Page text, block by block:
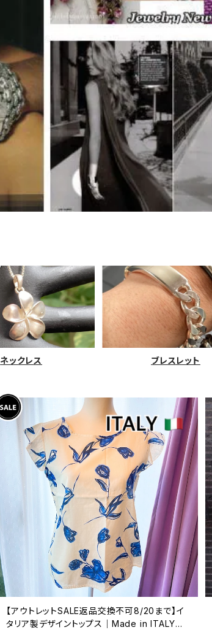
ネックレス ブレスレット
【アウトレットSALE返品交換不可8/20まで】イ
タリア製デザイントップス｜Made in ITALY｜